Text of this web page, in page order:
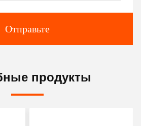
Отправьте
продукты